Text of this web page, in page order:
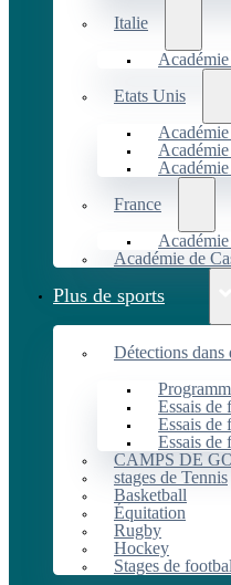
Italie
Etats Unis
France
Académie de
Plus de sports
Détections dans
Essais de
Essais de
Essais de
CAMPS DE
stages de Tennis
Basketball
Équitation
Rugby
Hockey
Stages de